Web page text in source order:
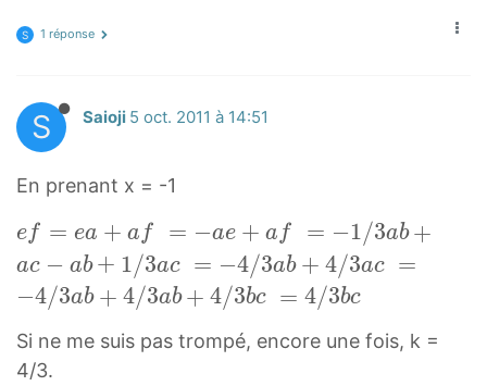
c⃗
b⃗
=
b
c⃗
c⃗
c
a
}
+
\
v
e
e
=
v
c
{
e
}
S 1 réponse
S Saioji 5 oct. 2011 à 14:51
En prenant x = -1
e
f⃗
a⃗
+
ef = ea + a f = −ae + a f = −1/3ab +
ac − ab + 1/3ac = −4/3ab + 4/3ac
=
−4/3ab + 4/3ab + 4/3bc = 4/3bc
Si ne me suis pas trompé, encore une fois, k =
4/3.